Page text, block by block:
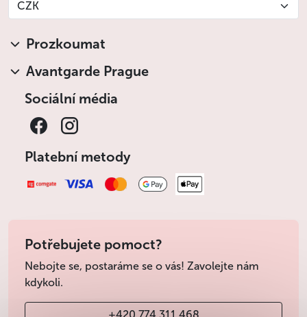
CZK
Prozkoumat
Avantgarde Prague
Sociální média
Platební metody
Potřebujete pomoct?
Nebojte se, postaráme se o vás! Zavolejte nám
kdykoli.
+420 774 311 468